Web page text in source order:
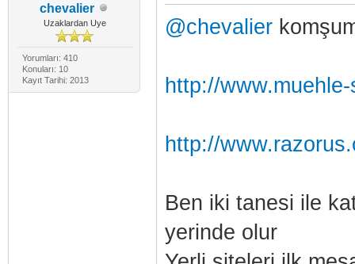
chevalier
Uzaklardan Uye
Yorumları: 410
Konuları: 10
Kayıt Tarihi: 2013
@chevalier
http://
http://
Ben iki tanesi ile
yerinde olur